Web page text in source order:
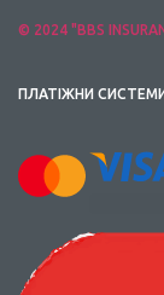
© 2024 "BBS
ПЛАТІЖНИ СИСТЕМИ